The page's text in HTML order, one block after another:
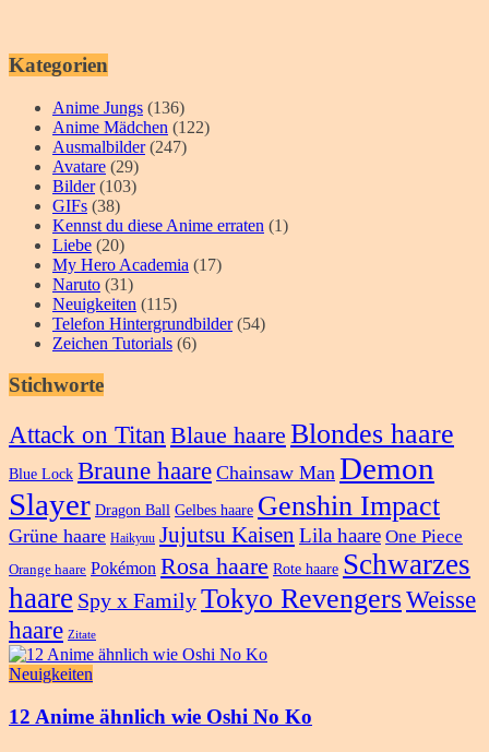
Kategorien
Anime Jungs (136)
Anime Mädchen (122)
Ausmalbilder(247)
Avatare (29)
Bilder(103)
GIFs (38)
Kennst du diese Anime erraten (1)
Liebe (20)
My Hero Academia (17)
Naruto (31)
Neuigkeiten (115)
Telefon Hintergrundbilder(54)
Zeichen Tutorials (6)
Stichworte
Attack on Titan Blaue haare Blondes haare
Blue Lock Braune haare Chainsaw Man Demon
Slayer Dragon Ball Gelbes haare Genshin Impact
Grüne haare Haikyuu Jujutsu Kaisen Lila haare One Piece
Orange haare Pokémon Rosa haare Rote haare Schwarzes
haare Spy x FamilyTokyo RevengersWeisse
haare Zitate
Neuigkeiten
12 Anime ähnlich wie Oshi No Ko